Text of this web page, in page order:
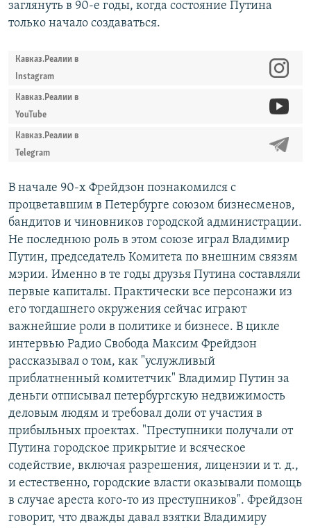
заглянуть в 90-е годы, когда состояние Путина
только начало создаваться.​
Кавказ.Реалии в
Instagram
Кавказ.Реалии в
YouTube
Кавказ.Реалии в
Telegram
В начале 90-х Фрейдзон познакомился с
процветавшим в Петербурге союзом бизнесменов,
бандитов и чиновников городской администрации.
Не последнюю роль в этом союзе играл Владимир
Путин, председатель Комитета по внешним связям
мэрии. Именно в те годы друзья Путина составляли
первые капиталы. Практически все персонажи из
его тогдашнего окружения сейчас играют
важнейшие роли в политике и бизнесе. В цикле
интервью Радио Свобода Максим Фрейдзон
рассказывал о том, как "услужливый
приблатненный комитетчик" Владимир Путин за
деньги отписывал петербургскую недвижимость
деловым людям и требовал доли от участия в
прибыльных проектах. "Преступники получали от
Путина городское прикрытие и всяческое
содействие, включая разрешения, лицензии и т. д.,
и естественно, городские власти оказывали помощь
в случае ареста кого-то из преступников". Фрейдзон
говорит, что дважды давал взятки Владимиру